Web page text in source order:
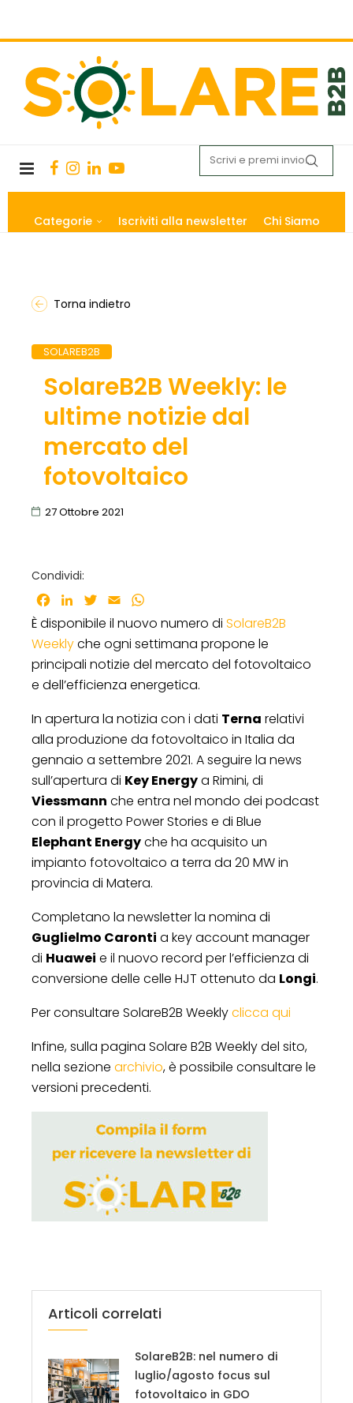
Categorie Iscriviti alla newsletter Chi Siamo
Torna indietro
SOLAREB2B
SolareB2B Weekly: le
ultime notizie dal
mercato del
fotovoltaico
27 Ottobre 2021
Condividi:
Facebook
LinkedInTwitter
Email
È disponibile il nuovo numero di SolareB2B
Weeklyche ogni settimana propone le
principali notizie del mercato del fotovoltaico
e dell’efficienza energetica.
In apertura la notizia con i dati Terna relativi
alla produzione da fotovoltaico in Italia da
gennaio a settembre 2021. A seguire la news
sull’apertura di Key Energya Rimini, di
Viessmann che entra nel mondo dei podcast
con il progetto Power Stories e di Blue
Elephant Energyche ha acquisito un
impianto fotovoltaico a terra da 20 MW in
provincia di Matera.
Completano la newsletter la nomina di
Guglielmo Caronti a key account manager
di Huawei e il nuovo record per l’efficienza di
conversione delle celle HJT ottenuto da Longi.
Per consultare SolareB2B Weeklyclicca qui
Infine, sulla pagina Solare B2B Weekly del sito,
nella sezione archivio, è possibile consultare le
versioni precedenti.
Articoli correlati
SolareB2B: nel numero di
luglio/agosto focus sul
fotovoltaico in GDO